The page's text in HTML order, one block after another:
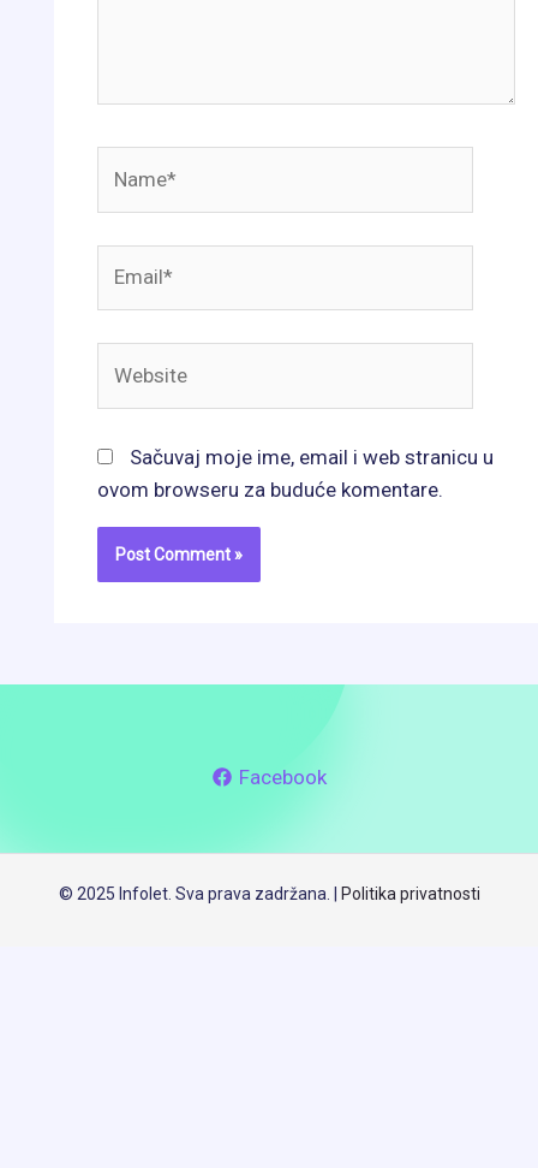
Sačuvaj moje ime, email i web stranicu u
ovom browseru za buduće komentare.
Facebook
© 2025 Infolet. Sva prava zadržana. | Politika privatnosti